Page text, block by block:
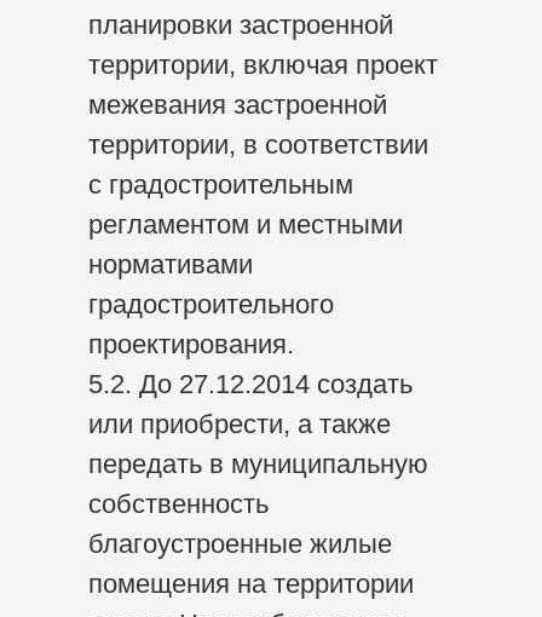
планировки застроенной
территории, включая проект
межевания застроенной
территории, в соответствии
с градостроительным
регламентом и местными
нормативами
градостроительного
проектирования.
5.2. До 27.12.2014 создать
или приобрести, а также
передать в муниципальную
собственность
благоустроенные жилые
помещения на территории